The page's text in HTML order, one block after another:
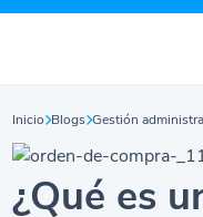
Inicio Blogs Gestión
¿Qué es